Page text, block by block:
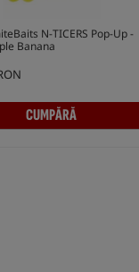
N-TICERS Pop-Up -
Banana
CUMPĂRĂ